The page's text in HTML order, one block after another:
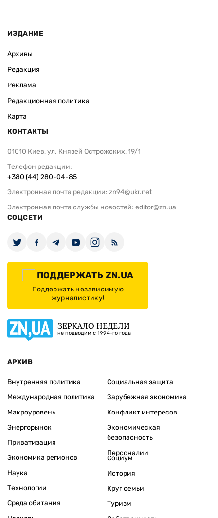
ИЗДАНИЕ
Архивы
Редакция
Реклама
Редакционная политика
Карта
КОНТАКТЫ
01010 Киев, ул. Князей Острожских, 19/1
Телефон редакции:
+380 (44) 280-04-85
Электронная почта редакции: zn94@ukr.net
Электронная почта службы новостей: editor@zn.ua
СОЦСЕТИ
ПОДДЕРЖАТЬ ZN.UA
Поддержать независимую
журналистику!
ЗЕРКАЛО НЕДЕЛИ
не подводим с 1994-го года
АРХИВ
Внутренняя политика
Международная политика
Макроуровень
Энергорынок
Приватизация
Экономика регионов
Социальная защита
Зарубежная экономика
Конфликт интересов
Экономическая
безопасность
Персоналии
Наука
Технологии
Среда обитания
Социум
История
Круг семьи
Туризм